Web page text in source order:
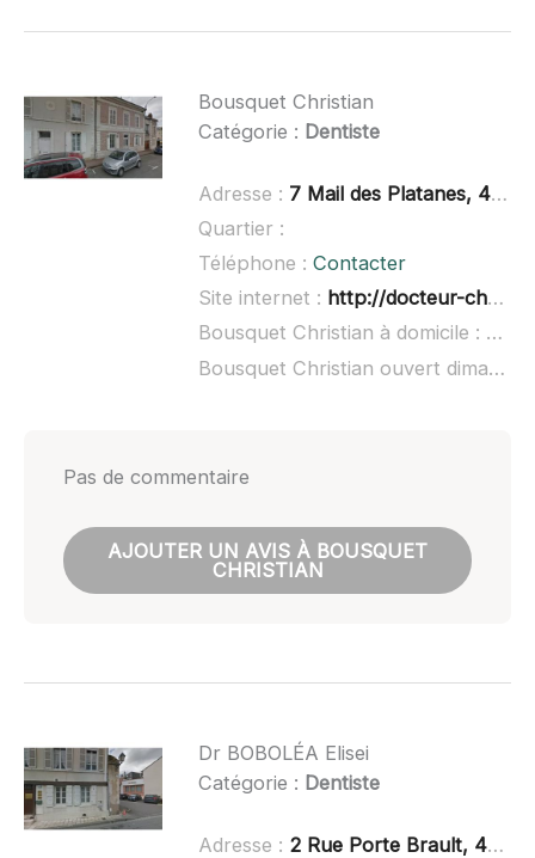
Bousquet Christian
Catégorie : Dentiste
Adresse : 7 Mail des Platanes, 41200 Romorantin-Lanthenay
Quartier :
Téléphone : Contacter
Site internet : http://docteur-christian-bousquet.chirurgiens-dentistes.fr/fr/content/8-honoraires
Bousquet Christian à domicile :
non
Bousquet Christian ouvert dimanche :
Pas de commentaire
AJOUTER UN AVIS À BOUSQUET
CHRISTIAN
Dr BOBOLÉA Elisei
Catégorie : Dentiste
Adresse : 2 Rue Porte Brault, 41200 Romorantin-Lanthenay